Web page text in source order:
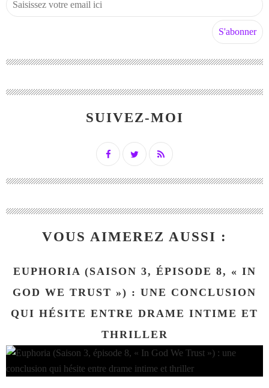
SUIVEZ-MOI
VOUS AIMEREZ AUSSI :
EUPHORIA (SAISON 3, ÉPISODE 8, « IN
GOD WE TRUST ») : UNE CONCLUSION
QUI HÉSITE ENTRE DRAME INTIME ET
THRILLER